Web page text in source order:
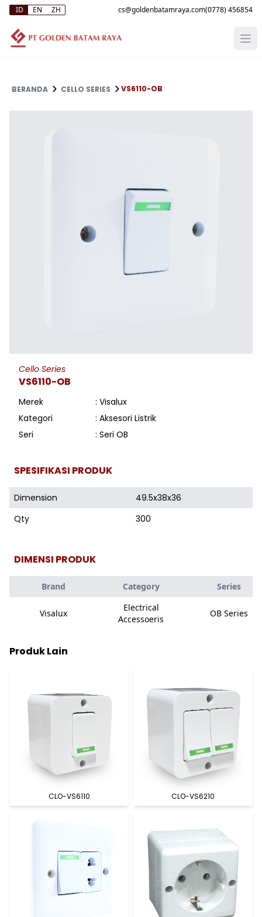
ID EN ZH (0778) 456854
BERANDA CELLO SERIES VS6110-OB
Cello Series
VS6110-OB
Merek
: Visalux
Kategori
: Aksesori Listrik
Seri
: Seri OB
SPESIFIKASI PRODUK
Dimension
49.5x38x36
Qty
300
DIMENSI PRODUK
Brand Category Series
Visalux
Electrical
Accessoeris
OB Series
Produk Lain
CLO-VS6110 CLO-VS6210